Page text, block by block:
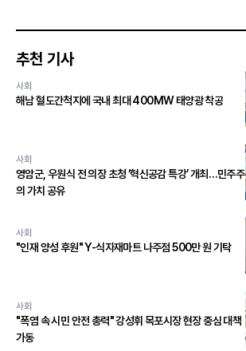
추천 기사
사회
해남 혈도간척지에 국내 최대 400MW 태양광 착공
사회
영암군, 우원식 전 의장 초청 ‘혁신공감 특강’ 개최…민주주
의 가치 공유
사회
"인재 양성 후원" Y-식자재마트 나주점 500만 원 기탁
사회
"폭염 속 시민 안전 총력" 강성휘 목포시장 현장 중심 대책
가동